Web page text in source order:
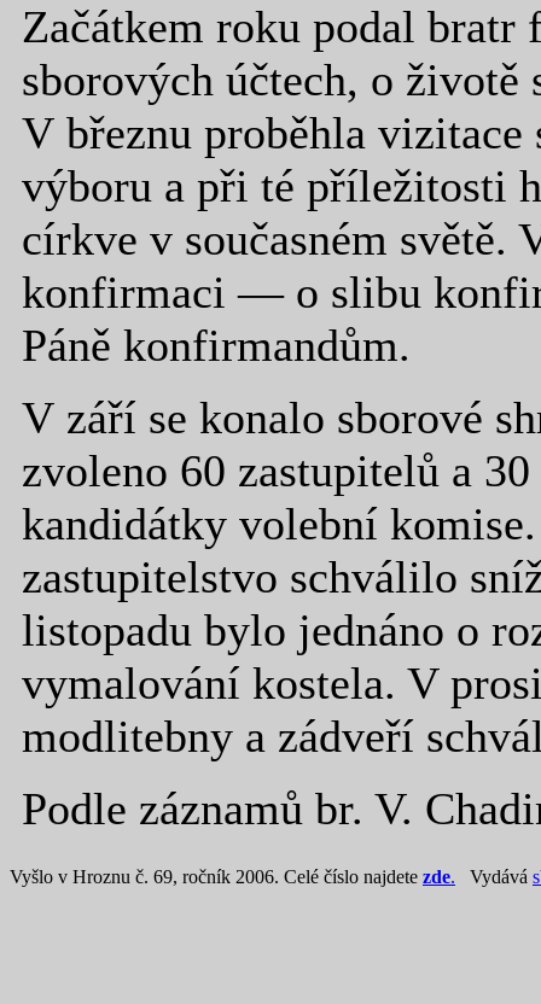
Začátkem roku podal bratr
sborových účtech, o
V březnu proběhla vizitace
výboru a při té příležitosti
církve v současném světě.
konfirmaci — o slibu
Páně konfirmandům.
V září se konalo sborové
zvoleno 60 zastupitelů a
kandidátky volební
zastupitelstvo schválilo
listopadu bylo jednáno o
vymalování kostela. V
modlitebny a zádveří
Podle záznamů br. V.
Vyšlo v Hroznu č. 69, ročník 2006. Celé číslo najdete zde. Vydává